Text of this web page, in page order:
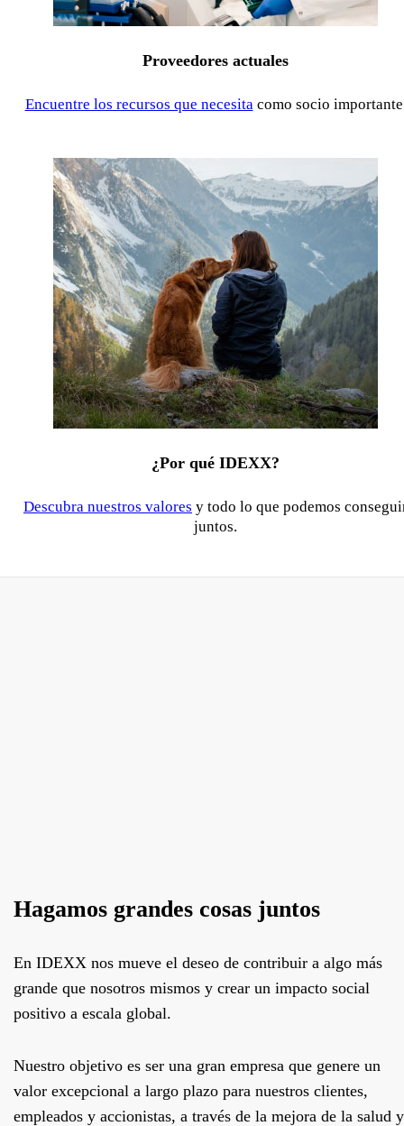
Proveedores actuales
Encuentre los recursos que necesitacomo socio
¿Por qué IDEXX?
Descubra nuestros valores y todo lo que podemos
juntos.
Hagamos grandes cosas juntos
En IDEXX nos mueve el deseo de contribuir a algo más
grande que nosotros mismos y crear un impacto social
positivo a escala global.
Nuestro objetivo es ser una gran empresa que genere un
valor excepcional a largo plazo para nuestros clientes,
empleados y accionistas, a través de la mejora de la salud y